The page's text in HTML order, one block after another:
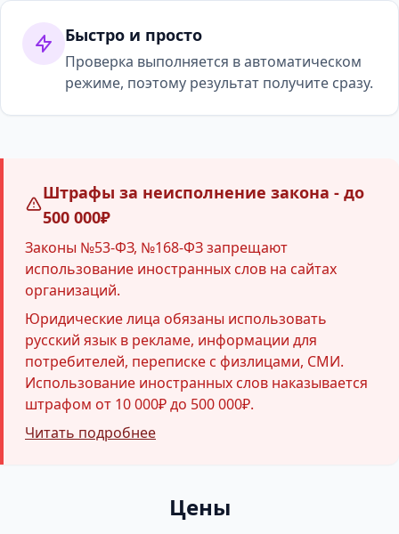
Быстро и просто
Проверка выполняется в автоматическом
режиме, поэтому результат получите сразу.
Штрафы за неисполнение закона - до
500 000₽
Законы №53-ФЗ, №168-ФЗ запрещают
использование иностранных слов на сайтах
организаций.
Юридические лица обязаны использовать
русский язык в рекламе, информации для
потребителей, переписке с физлицами, СМИ.
Использование иностранных слов наказывается
штрафом от 10 000₽ до 500 000₽.
Читать подробнее
Цены